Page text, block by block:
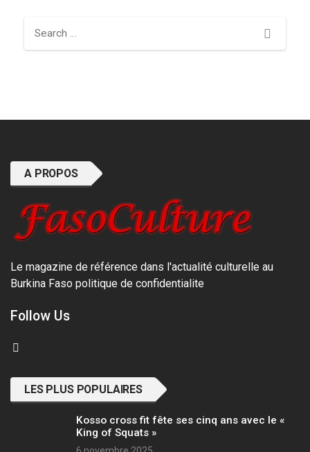
Search
A PROPOS
Le magazine de référence dans l'actualité culturelle au
Burkina Faso politique de confidentialite
Follow Us
LES PLUS POPULAIRES
Kosso cross fit fête ses cinq ans avec le «
King of Squats »